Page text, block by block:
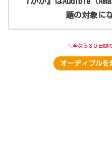
題の対象に
＼今なら３０日間
オーディブルを